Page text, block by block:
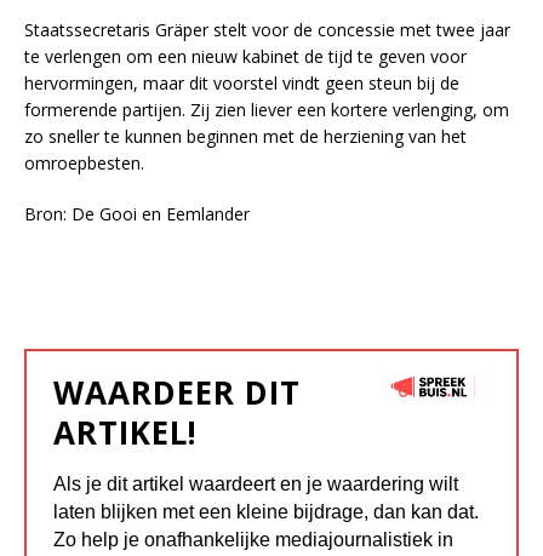
Staatssecretaris Gräper stelt voor de concessie met twee jaar
te verlengen om een nieuw kabinet de tijd te geven voor
hervormingen, maar dit voorstel vindt geen steun bij de
formerende partijen. Zij zien liever een kortere verlenging, om
zo sneller te kunnen beginnen met de herziening van het
omroepbesten.
Bron: De Gooi en Eemlander
WAARDEER DIT
ARTIKEL!
Als je dit artikel waardeert en je waardering wilt
laten blijken met een kleine bijdrage, dan kan dat.
Zo help je onafhankelijke mediajournalistiek in